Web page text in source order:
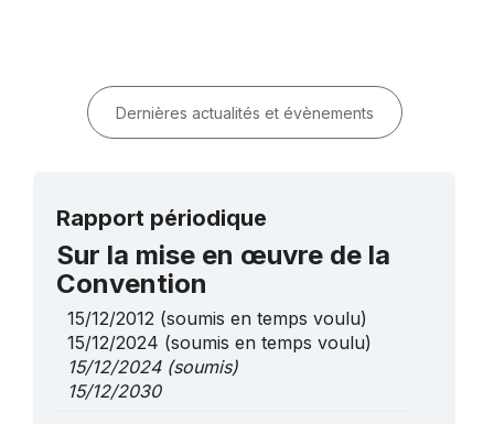
Dernières actualités et évènements
Rapport périodique
Sur la mise en œuvre de la
Convention
15/12/2012 (soumis en temps voulu)
15/12/2024 (soumis en temps voulu)
15/12/2024(soumis)
15/12/2030